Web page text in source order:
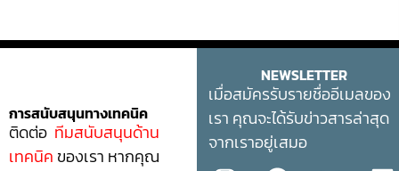
การสนับสนุนทางเทคนิค
ติดต่อ ทีมสนับสนุนด้าน
เทคนิค ของเรา หากคุณ
NEWSLETTER
เมื่อสมัครรับรายชื่ออีเมลของ
เรา คุณจะได้รับข่าวสารล่าสุด
จากเราอยู่เสมอ